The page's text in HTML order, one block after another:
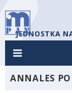
JEDNOSTKA
ANNALES